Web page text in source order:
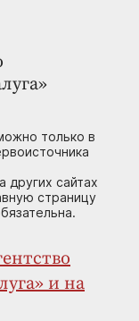
только в
других сайтах
страницу
и на